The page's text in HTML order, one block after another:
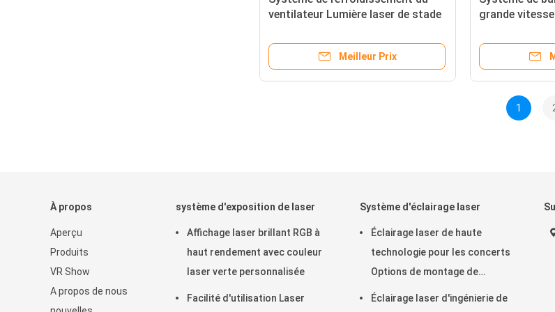
ventilateur Lumière laser de stade
poids de 15 kg
Meilleur Prix
grande
spectacles de
1
À propos
Aperçu
Produits
VR Show
A propos de nous
système d'exposition de laser
Affichage laser brillant RGB à
haut rendement avec couleur
laser verte personnalisée
Facilité d'utilisation Laser
Système d'éclairage laser
Éclairage laser de haute
technologie pour les concerts
Options de montage de
support suspendu
Éclairage laser d'ingénierie de